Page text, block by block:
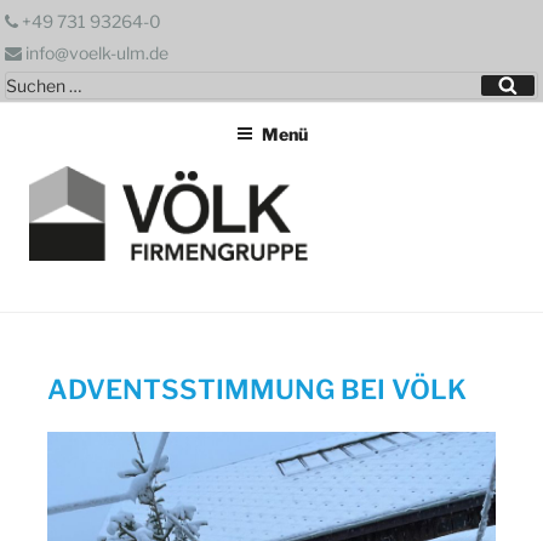
Zum
springen
+49 731 93264-0
info@voelk-ulm.de
Suchen
nach:
Menü
ADVENTSSTIMMUNG BEI VÖLK